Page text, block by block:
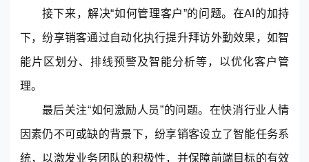
接下来，解决“如何管理客户”的问题。在AI的加持
下，纷享销客通过自动化执行提升拜访外勤效果，如智
能片区划分、排线预警及智能分析等，以优化客户管
理。
最后关注“如何激励人员”的问题。在快消行业人情
因素仍不可或缺的背景下，纷享销客设立了智能任务系
统，以激发业务团队的积极性，并保障前端目标的有效